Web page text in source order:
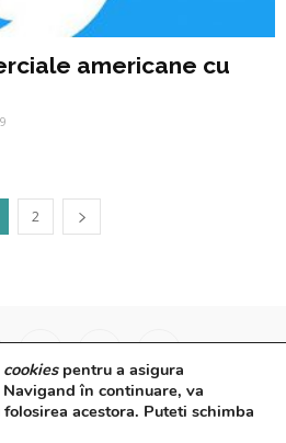
americane cu
2
Interviuri
Video
cookiespentru a asigura
în continuare, va
acestora. Puteti schimba